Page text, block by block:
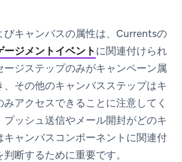
びキャンバスの属性は、Currentsの
ジメントイベントに関連付けられ
ージステップのみがキャンペーン属
その他のキャンバスステップはキ
アクセスできることに注意してく
プッシュ送信やメール開封がどのキ
キャンバスコンポーネントに関連付
断するために重要です。